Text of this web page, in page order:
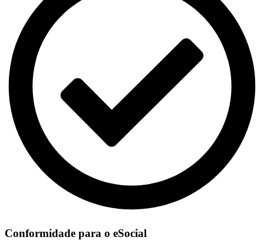
Conformidade para o eSocial